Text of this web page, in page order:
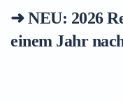
➜ NEU: 2026
einem Jahr